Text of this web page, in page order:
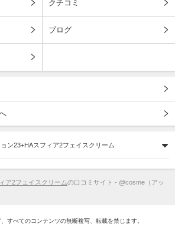
クチコミ
ブログ
ン23+HAスフィア2フェイスクリーム
ア2フェイスクリームの口コミサイト - @cosme（アッ
すべてのコンテンツの無断複写、転載を禁じます。